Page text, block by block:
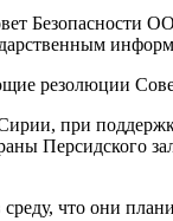
Безопасности
резолюции
при
что они